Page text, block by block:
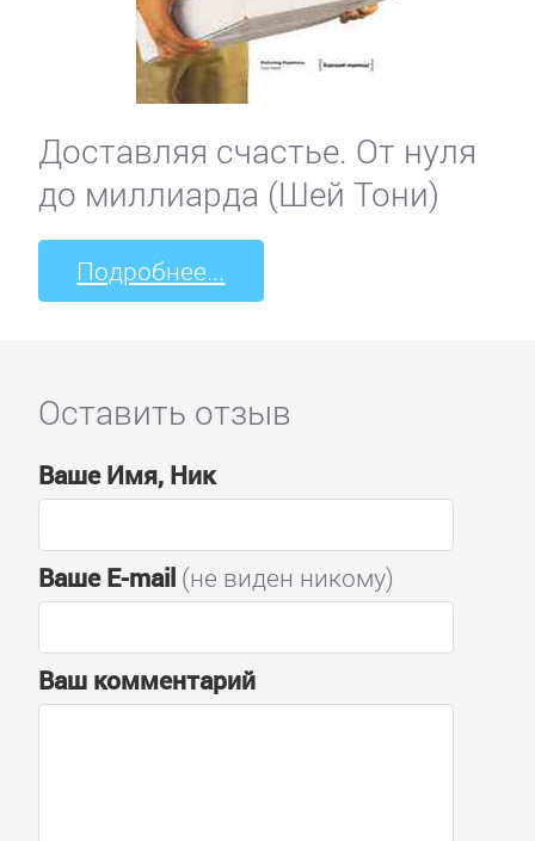
Доставляя счастье. От нуля
до миллиарда (Шей Тони)
Подробнее...
Оставить отзыв
Ваше Имя, Ник
Ваше E-mail(не виден никому)
Ваш комментарий